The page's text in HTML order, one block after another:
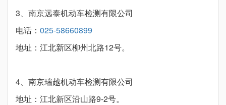
3、南京远泰机动车检测有限公司
电话： 025-58660899
地址：江北新区柳州北路12号。
4、南京瑞越机动车检测有限公司
地址：江北新区沿山路9-2号。